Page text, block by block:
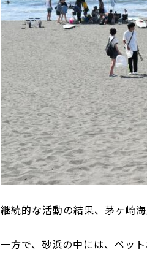
継続的な活動の結果、茅ヶ崎
一方で、砂浜の中には、ペッ